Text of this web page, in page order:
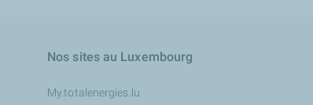
Nos sites au Luxembourg
My.totalenergies.lu